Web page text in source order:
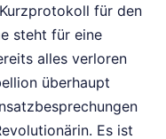
für den
steht für eine
alles verloren
überhaupt
Es ist